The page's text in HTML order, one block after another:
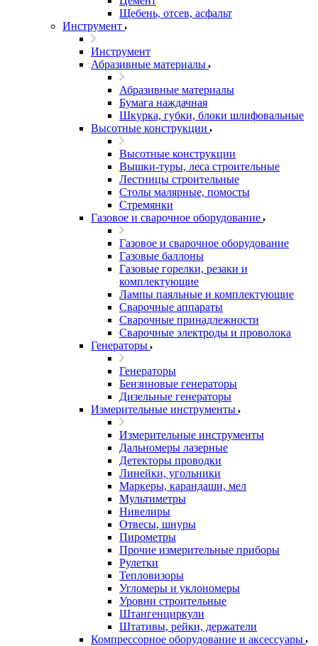
Щебень, отсев, асфальт
Инструмент
Инструмент
Абразивные материалы
Абразивные материалы
Бумага наждачная
Шкурка, губки, блоки шлифовальные
Высотные конструкции
Высотные конструкции
Вышки-туры, леса строительные
Лестницы строительные
Столы малярные, помосты
Стремянки
Газовое и сварочное оборудование
Газовое и сварочное оборудование
Газовые баллоны
Газовые горелки, резаки и
комплектующие
Лампы паяльные и комплектующие
Сварочные аппараты
Сварочные принадлежности
Сварочные электроды и проволока
Генераторы
Генераторы
Бензиновые генераторы
Дизельные генераторы
Измерительные инструменты
Измерительные инструменты
Дальномеры лазерные
Детекторы проводки
Линейки, угольники
Маркеры, карандаши, мел
Мультиметры
Нивелиры
Отвесы, шнуры
Пирометры
Прочие измерительные приборы
Рулетки
Тепловизоры
Угломеры и уклономеры
Уровни строительные
Штангенциркули
Штативы, рейки, держатели
Компрессорное оборудование и аксессуары